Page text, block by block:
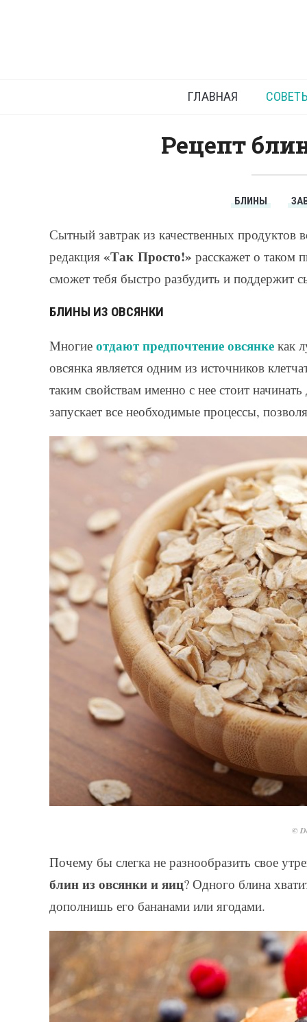
ГЛАВНАЯ
Рецепт
БЛИНЫ
Сытный завтрак из качественных продуктов
редакция «Так Просто!» расскажет о таком
сможет тебя быстро разбудить и поддержит
БЛИНЫ ИЗ ОВСЯНКИ
Многие отдают предпочтение овсянке как
овсянка является одним из источников
таким свойствам именно с нее стоит
запускает все необходимые процессы,
©
Почему бы слегка не разнообразить свое
блин из овсянки и яиц? Одного блина
дополнишь его бананами или ягодами.